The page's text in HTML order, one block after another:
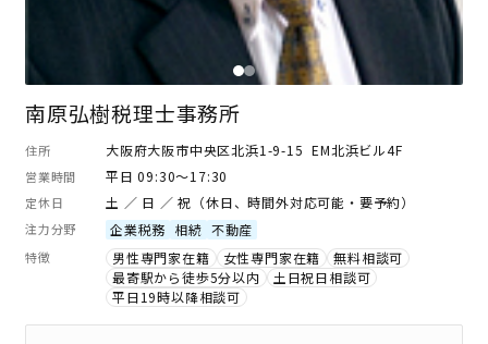
南原弘樹税理士事務所
住所 大阪府大阪市中央区北浜1-9-15 EM北浜ビル4F
営業時間 平日 09:30～17:30
定休日 土 ／ 日 ／ 祝（休日、時間外対応可能・要予約）
注力分野 企業税務 相続 不動産
特徴 男性専門家在籍 女性専門家在籍
無料相談可
最寄駅から徒歩5分以内
土日祝日相談可
平日19時以降相談可